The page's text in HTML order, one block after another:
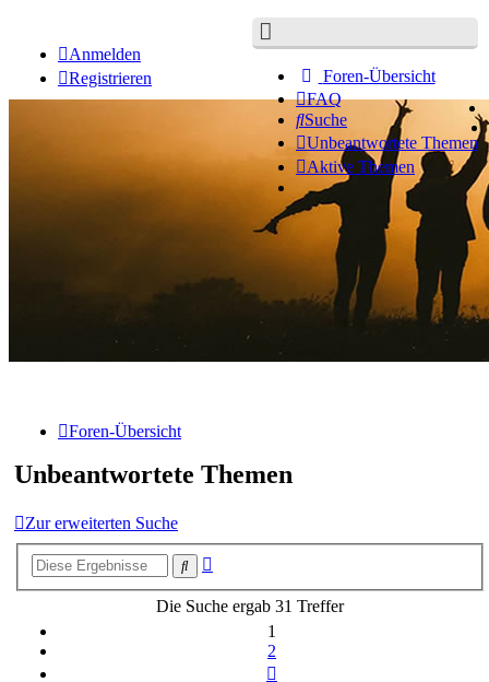
Foren-Übersicht
FAQ
Suche
Unbeantwortete Themen
Aktive Themen
Anmelden
Registrieren
Foren-Übersicht
Unbeantwortete Themen
Zur erweiterten Suche
Suche
Die Suche ergab 31 Treffer
1
2